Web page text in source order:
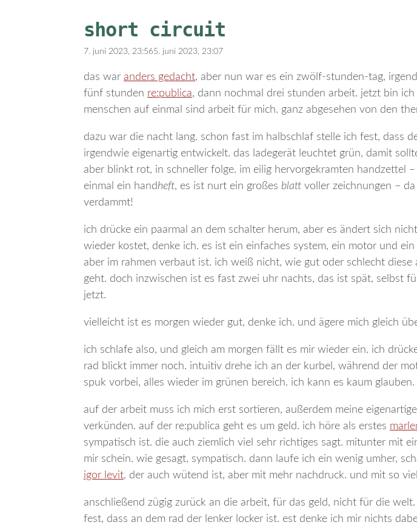
short circuit
7. juni 2023, 23:565. juni 2023, 23:07
das war anders gedacht, aber nun war es ein zwölf-stunden-tag,
fünf stunden re:publica, dann nochmal drei stunden arbeit. jetzt bin
menschen auf einmal sind arbeit für mich. ganz abgesehen von den
dazu war die nacht lang. schon fast im halbschlaf stelle ich fest, dass
irgendwie eigenartig entwickelt. das ladegerät leuchtet grün, damit
aber blinkt rot, in schneller folge. im eilig hervorgekramten handzettel
einmal ein handheft, es ist nurt ein großes blatt voller zeichnungen –
verdammt!
ich drücke ein paarmal an dem schalter herum, aber es ändert sich
wieder kostet, denke ich. es ist ein einfaches system, ein motor und
aber im rahmen verbaut ist. ich weiß nicht, wie gut oder schlecht
geht. doch inzwischen ist es fast zwei uhr nachts, das ist spät, selbst
jetzt.
vielleicht ist es morgen wieder gut, denke ich. und ägere mich gleich
ich schlafe also, und gleich am morgen fällt es mir wieder ein. ich
rad blickt immer noch. intuitiv drehe ich an der kurbel, während der
spuk vorbei, alles wieder im grünen bereich. ich kann es kaum glauben.
auf der arbeit muss ich mich erst sortieren, außerdem meine
verkünden. auf der re:publica geht es um geld. ich höre als erstes
sympatisch ist. die auch ziemlich viel sehr richtiges sagt. mitunter mit
mir schein. wie gesagt, sympatisch. dann laufe ich ein wenig umher,
igor levit, der auch wütend ist, aber mit mehr nachdruck. und mit so
anschließend zügig zurück an die arbeit, für das geld, nicht für die
fest, dass an dem rad der lenker locker ist. est denke ich mir nichts